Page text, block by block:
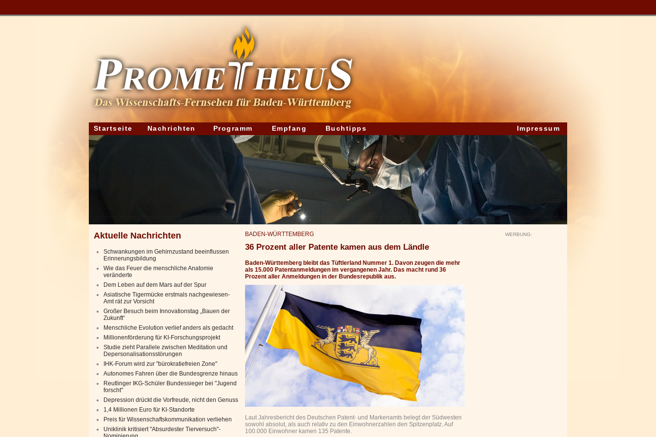
Startseite Nachrichten Programm Empfang Buchtipps Impressum
Aktuelle Nachrichten
Schwankungen im Gehirnzustand beeinflussen
Erinnerungsbildung
Wie das Feuer die menschliche Anatomie
veränderte
Dem Leben auf dem Mars auf der Spur
Asiatische Tigermücke erstmals nachgewiesen-
Amt rät zur Vorsicht
Großer Besuch beim Innovationstag „Bauen der
Zukunft“
Menschliche Evolution verlief anders als gedacht
Millionenförderung für KI-Forschungsprojekt
Studie zieht Parallele zwischen Meditation und
Depersonalisationsstörungen
IHK-Forum wird zur "bürokratiefreien Zone"
Autonomes Fahren über die Bundesgrenze hinaus
Reutlinger IKG-Schüler Bundessieger bei "Jugend
forscht"
Depression drückt die Vorfreude, nicht den Genuss
1,4 Millionen Euro für KI-Standorte
Preis für Wissenschaftskommunikation verliehen
Uniklinik kritisiert "Absurdester Tierversuch"-
BADEN-WÜRTTEMBERG
36 Prozent aller Patente kamen aus dem Ländle
Baden-Württemberg bleibt das Tüftlerland Nummer 1. Davon zeugen die mehr
als 15.000 Patentanmeldungen im vergangenen Jahr. Das macht rund 36
Prozent aller Anmeldungen in der Bundesrepublik aus.
Laut Jahresbericht des Deutschen Patent- und Markenamts belegt der Südwesten
sowohl absolut, als auch relativ zu den Einwohnerzahlen den Spitzenplatz. Auf
100.000 Einwohner kamen 135 Patente.
WERBUNG: